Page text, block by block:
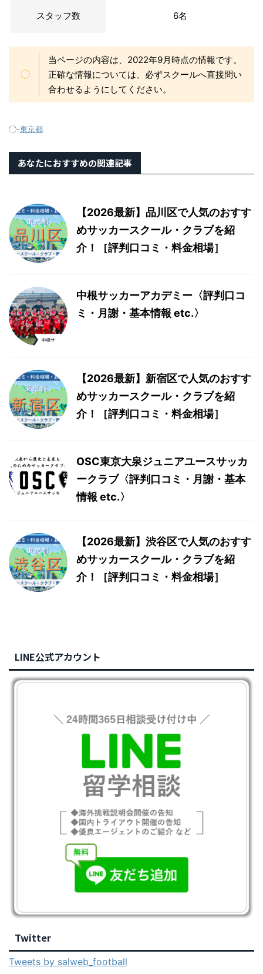
スタッフ数 6名
当ページの内容は、2022年9月時点の情報です。
正確な情報については、必ずスクールへ直接問い
合わせるようにしてください。
-東京都
あなたにおすすめの関連記事
【2026最新】品川区で人気のおすす
めサッカースクール・クラブを紹
介！［評判口コミ・料金相場］
中根サッカーアカデミー〈評判口コ
ミ・月謝・基本情報 etc.〉
【2026最新】新宿区で人気のおすす
めサッカースクール・クラブを紹
介！［評判口コミ・料金相場］
OSC東京大泉ジュニアユースサッカ
ークラブ〈評判口コミ・月謝・基本
情報 etc.〉
【2026最新】渋谷区で人気のおすす
めサッカースクール・クラブを紹
介！［評判口コミ・料金相場］
LINE公式アカウント
Twitter
Tweets by salweb_football